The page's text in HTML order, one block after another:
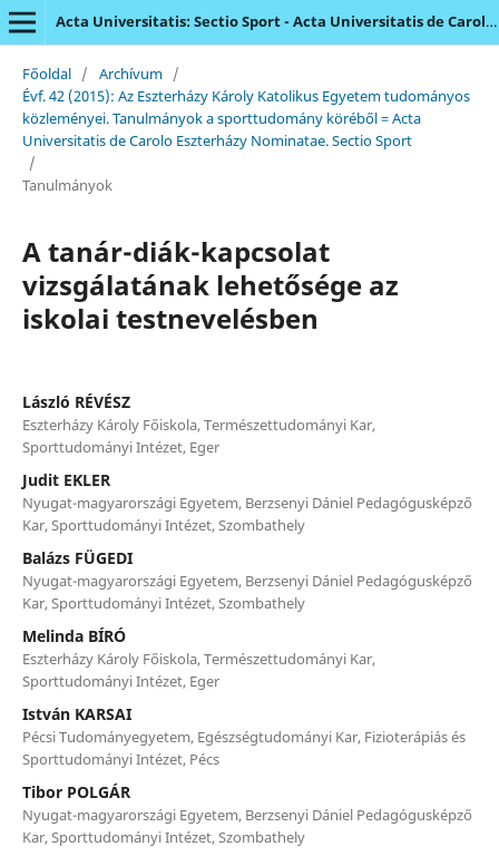
Acta Universitatis: Sectio Sport - Acta Universitatis de Carolo Eszterházy Nominatae
Főoldal / Archívum /
Évf. 42 (2015): Az Eszterházy Károly Katolikus Egyetem tudományos
közleményei. Tanulmányok a sporttudomány köréből = Acta
Universitatis de Carolo Eszterházy Nominatae. Sectio Sport
/
Tanulmányok
A tanár-diák-kapcsolat
vizsgálatának lehetősége az
iskolai testnevelésben
László RÉVÉSZ
Eszterházy Károly Főiskola, Természettudományi Kar,
Sporttudományi Intézet, Eger
Judit EKLER
Nyugat-magyarországi Egyetem, Berzsenyi Dániel Pedagógusképző
Kar, Sporttudományi Intézet, Szombathely
Balázs FÜGEDI
Nyugat-magyarországi Egyetem, Berzsenyi Dániel Pedagógusképző
Kar, Sporttudományi Intézet, Szombathely
Melinda BÍRÓ
Eszterházy Károly Főiskola, Természettudományi Kar,
Sporttudományi Intézet, Eger
István KARSAI
Pécsi Tudományegyetem, Egészségtudományi Kar, Fizioterápiás és
Sporttudományi Intézet, Pécs
Tibor POLGÁR
Nyugat-magyarországi Egyetem, Berzsenyi Dániel Pedagógusképző
Kar, Sporttudományi Intézet, Szombathely